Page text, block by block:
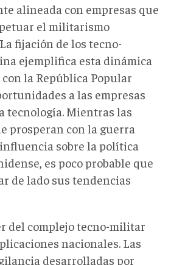
alineada con empresas que
el militarismo
fijación de los tecno-
ejemplifica esta dinámica
la República Popular
a las empresas
tecnología. Mientras las
prosperan con la guerra
sobre la política
es poco probable que
de lado sus tendencias
del complejo tecno-militar
nacionales. Las
desarrolladas por